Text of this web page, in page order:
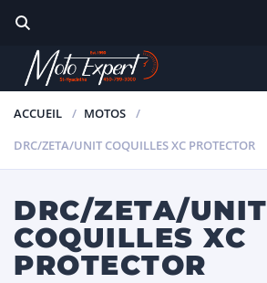
ACCUEIL
MOTOS
DRC/ZETA/UNIT COQUILLES XC PROTECTOR
DRC/ZETA/UNIT
COQUILLES XC
PROTECTOR